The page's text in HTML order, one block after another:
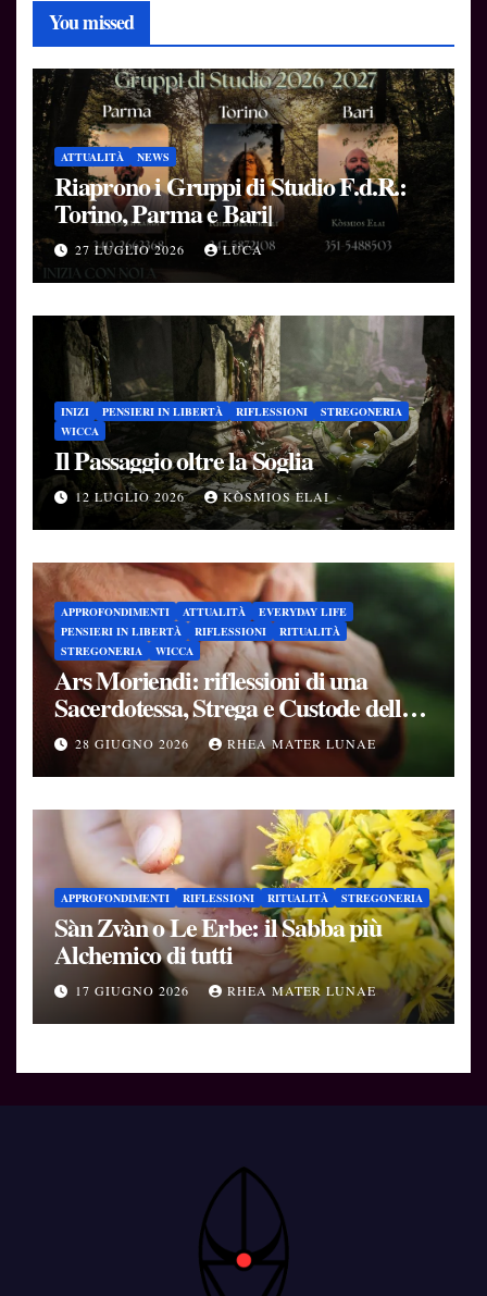
You missed
ATTUALITÀ NEWS
Riaprono i Gruppi di Studio F.d.R.:
Torino, Parma e Bari|
27 LUGLIO 2026 LUCA
INIZI PENSIERI IN LIBERTÀ RIFLESSIONI
STREGONERIA
WICCA
Il Passaggio oltre la Soglia
12 LUGLIO 2026 KÒSMIOS ELAI
APPROFONDIMENTI ATTUALITÀ
EVERYDAY LIFE
PENSIERI IN LIBERTÀ
RIFLESSIONI
RITUALITÀ
STREGONERIA
WICCA
Ars Moriendi: riflessioni di una
Sacerdotessa, Strega e Custode delle
Soglie
28 GIUGNO 2026 RHEA MATER LUNAE
APPROFONDIMENTI RIFLESSIONI RITUALITÀ STREGONERIA
Sàn Zvàn o Le Erbe: il Sabba più
Alchemico di tutti
17 GIUGNO 2026 RHEA MATER LUNAE